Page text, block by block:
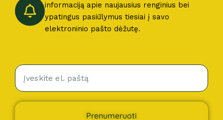
informaciją apie naujausius renginius bei
ypatingus pasiūlymus tiesiai į savo
elektroninio pašto dėžutę.
Prenumeruoti